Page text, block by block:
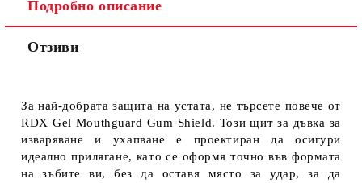
Подробно описание
Отзиви
За най-добрата защита на устата, не търсете повече от
RDX Gel Mouthguard Gum Shield. Този щит за дъвка за
изваряване и ухапване е проектиран да осигури
идеално прилягане, като се оформя точно във формата
на зъбите ви, без да оставя място за удар, за да